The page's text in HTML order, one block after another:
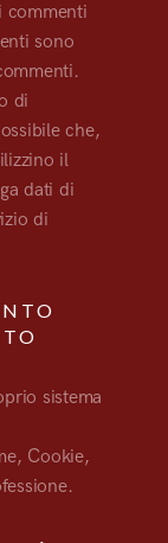
commenti
sono
di
che,
il
dati di
di
sistema
Cookie,